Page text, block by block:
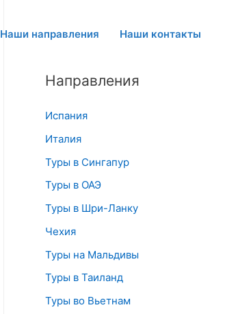
Наши направления Наши контакты
Направления
Испания
Италия
Туры в Сингапур
Туры в ОАЭ
Туры в Шри-Ланку
Чехия
Туры на Мальдивы
Туры в Таиланд
Туры во Вьетнам